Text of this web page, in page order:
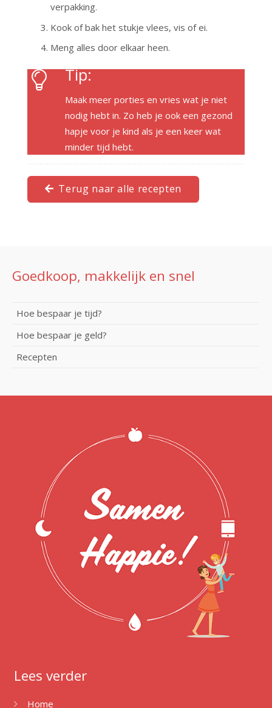
verpakking.
Kook of bak het stukje vlees, vis of ei.
Meng alles door elkaar heen.
Tip:
Maak meer porties en vries wat je niet
nodig hebt in. Zo heb je ook een gezond
hapje voor je kind als je een keer wat
minder tijd hebt.
Terug naar alle recepten
Goedkoop, makkelijk en snel
Hoe bespaar je tijd?
Hoe bespaar je geld?
Recepten
Lees verder
Home